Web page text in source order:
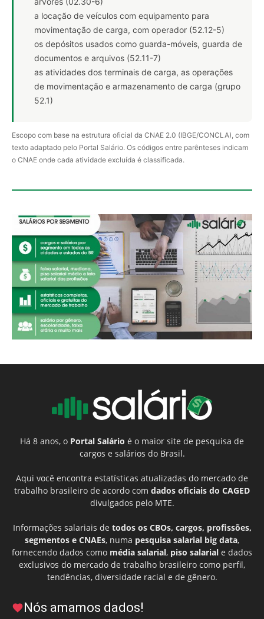
a locação de veículos com equipamento para
movimentação de carga, com operador (52.12-5)
os depósitos usados como guarda-móveis, guarda de
documentos e arquivos (52.11-7)
as atividades dos terminais de carga, as operações
de movimentação e armazenamento de carga (grupo
52.1)
Escopo com base na estrutura oficial da CNAE 2.0 (IBGE/CONCLA), com
texto adaptado pelo Portal Salário. Os códigos entre parênteses indicam
o CNAE onde cada atividade excluída é classificada.
Há 8 anos, o Portal Salário é o maior site de pesquisa de
cargos e salários do Brasil.
Aqui você encontra estatísticas atualizadas do mercado de
trabalho brasileiro de acordo com dados oficiais do CAGED
divulgados pelo MTE.
Informações salariais de todos os CBOs, cargos, profissões,
segmentos e CNAEs, numa pesquisa salarial big data,
fornecendo dados como média salarial, piso salarial e dados
exclusivos do mercado de trabalho brasileiro como perfil,
tendências, diversidade racial e de gênero.
Nós amamos dados!